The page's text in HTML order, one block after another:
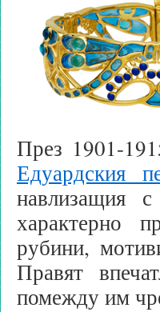
През 1901-
Едуардския
навлизащия
характерно
рубини,
Правят
помежду им